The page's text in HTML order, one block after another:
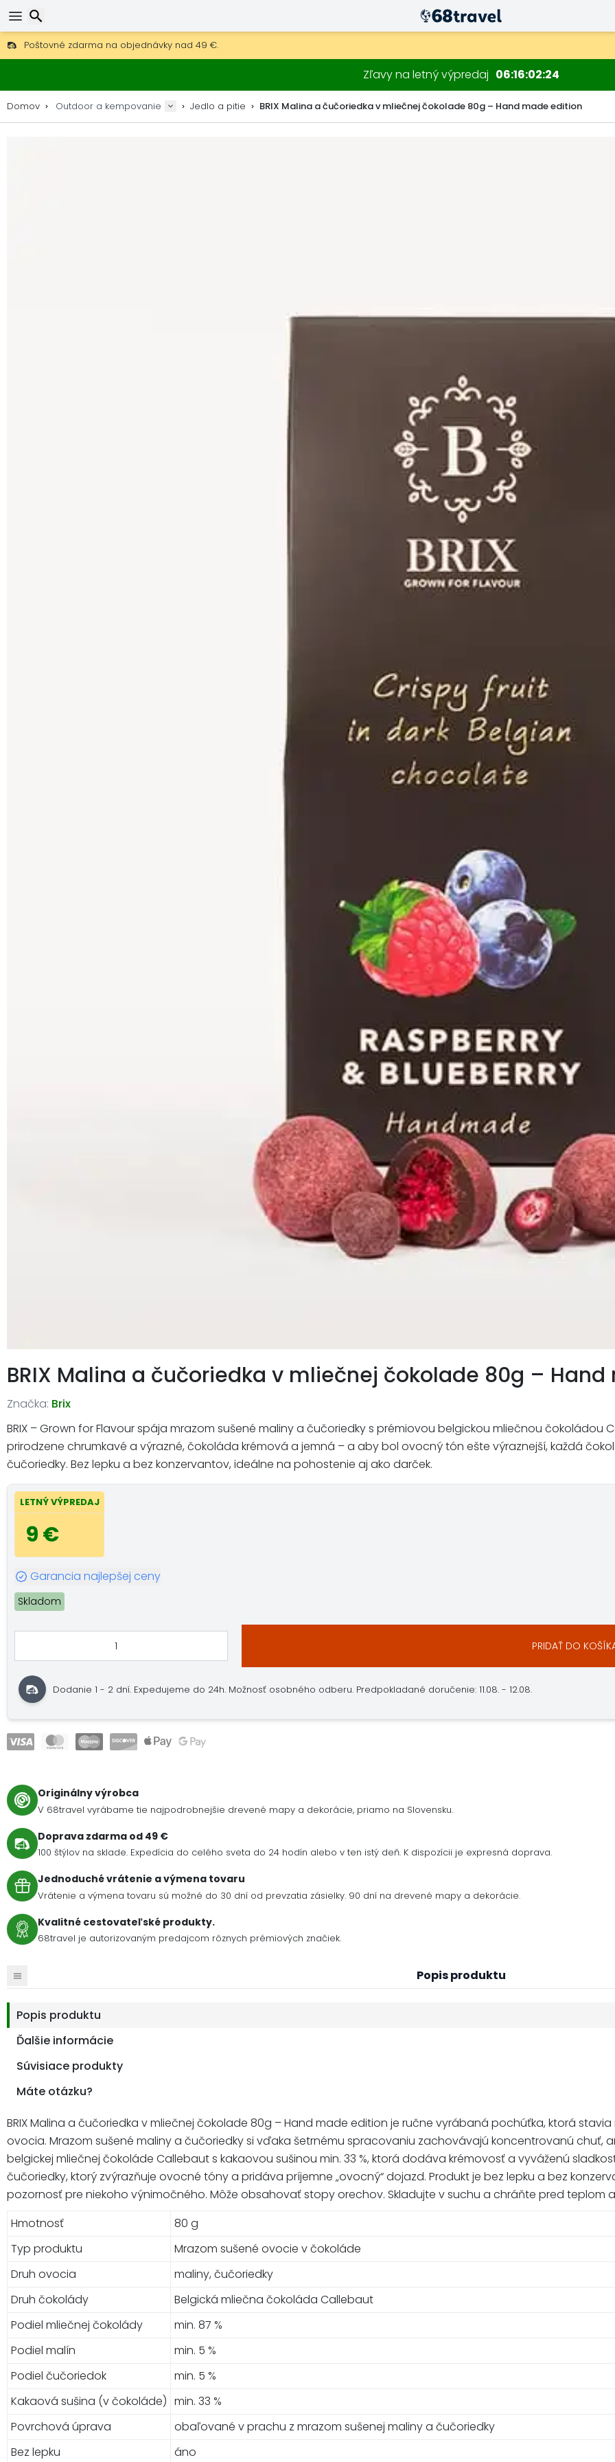
Poštovné zdarma na objednávky nad 49 €.
30 dní na vrátenie, 90 dní na drevené mapy a dekorácie.
Zľavy na letný výpredaj 06 16 02 23
Domov Outdoor a kempovanie Jedlo a pitie BRIX Malina a čučoriedka v mliečnej čokolade 80g – Hand made edition
BRIX Malina a čučoriedka v mliečnej čokolade 80g –
Značka: Brix
BRIX – Grown for Flavour spája mrazom sušené maliny a čučoriedky s prémiovou belgickou mliečnou
prirodzene chrumkavé a výrazné, čokoláda krémová a jemná – a aby bol ovocný tón ešte výraznejší, každá
čučoriedky. Bez lepku a bez konzervantov, ideálne na pohostenie aj ako darček.
LETNÝ VÝPREDAJ
9 €
Garancia najlepšej ceny
Skladom
PRIDAŤ DO
Dodanie 1 - 2 dní. Expedujeme do 24h. Možnosť osobného odberu. Predpokladané doručenie: 11.08. - 12.08.
Originálny výrobca
V 68travel vyrábame tie najpodrobnejšie drevené mapy a dekorácie, priamo na Slovensku.
Doprava zdarma od 49 €
100 štýlov na sklade. Expedícia do celého sveta do 24 hodín alebo v ten istý deň. K dispozícii je expresná doprava.
Jednoduché vrátenie a výmena tovaru
Vrátenie a výmena tovaru sú možné do 30 dní od prevzatia zásielky. 90 dní na drevené mapy a dekorácie.
Kvalitné cestovateľské produkty.
68travel je autorizovaným predajcom rôznych prémiových značiek.
Popis produktu
Popis produktu
Ďalšie informácie
Súvisiace produkty
Máte otázku?
BRIX Malina a čučoriedka v mliečnej čokolade 80g – Hand made edition je ručne vyrábaná pochúťka, ktorá
ovocia. Mrazom sušené maliny a čučoriedky si vďaka šetrnému spracovaniu zachovávajú koncentrovanú chuť,
belgickej mliečnej čokoláde Callebaut s kakaovou sušinou min. 33 %, ktorá dodáva krémovosť a vyváženú
čučoriedky, ktorý zvýrazňuje ovocné tóny a pridáva príjemne „ovocný“ dojazd. Produkt je bez lepku a bez
pozornosť pre niekoho výnimočného. Môže obsahovať stopy orechov. Skladujte v suchu a chráňte pred teplom
Hmotnosť
80 g
Typ produktu
Mrazom sušené ovocie v čokoláde
Druh ovocia
maliny, čučoriedky
Druh čokolády
Belgická mliečna čokoláda Callebaut
Podiel mliečnej čokolády
min. 87 %
Podiel malín
min. 5 %
Podiel čučoriedok
min. 5 %
Kakaová sušina (v čokoláde) min. 33 %
Povrchová úprava
obaľované v prachu z mrazom sušenej maliny a čučoriedky
Bez lepku
áno